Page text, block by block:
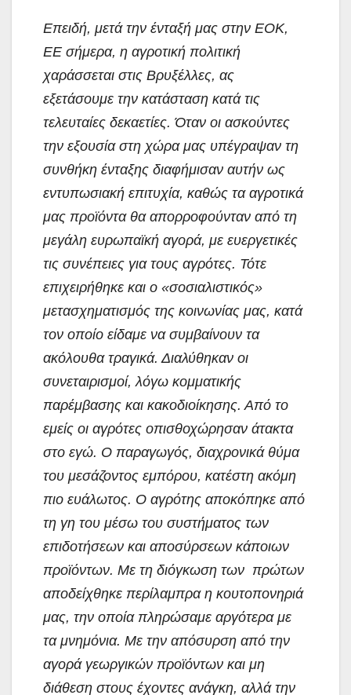
Επειδή, μετά την ένταξή μας στην ΕΟΚ,
ΕΕ σήμερα, η αγροτική πολιτική
χαράσσεται στις Βρυξέλλες, ας
εξετάσουμε την κατάσταση κατά τις
τελευταίες δεκαετίες. Όταν οι ασκούντες
την εξουσία στη χώρα μας υπέγραψαν τη
συνθήκη ένταξης διαφήμισαν αυτήν ως
εντυπωσιακή επιτυχία, καθώς τα αγροτικά
μας προϊόντα θα απορροφούνταν από τη
μεγάλη ευρωπαϊκή αγορά, με ευεργετικές
τις συνέπειες για τους αγρότες. Τότε
επιχειρήθηκε και ο «σοσιαλιστικός»
μετασχηματισμός της κοινωνίας μας, κατά
τον οποίο είδαμε να συμβαίνουν τα
ακόλουθα τραγικά. Διαλύθηκαν οι
συνεταιρισμοί, λόγω κομματικής
παρέμβασης και κακοδιοίκησης. Από το
εμείς οι αγρότες οπισθοχώρησαν άτακτα
στο εγώ. Ο παραγωγός, διαχρονικά θύμα
του μεσάζοντος εμπόρου, κατέστη ακόμη
πιο ευάλωτος. Ο αγρότης αποκόπηκε από
τη γη του μέσω του συστήματος των
επιδοτήσεων και αποσύρσεων κάποιων
προϊόντων. Με τη διόγκωση των πρώτων
αποδείχθηκε περίλαμπρα η κουτοπονηριά
μας, την οποία πληρώσαμε αργότερα με
τα μνημόνια. Με την απόσυρση από την
αγορά γεωργικών προϊόντων και μη
διάθεση στους έχοντες ανάγκη, αλλά την